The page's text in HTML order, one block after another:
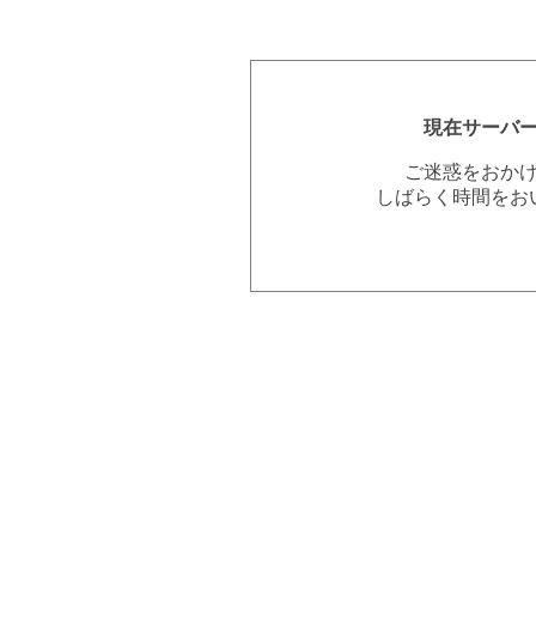
現在サーバ
ご迷惑をおか
しばらく時間を